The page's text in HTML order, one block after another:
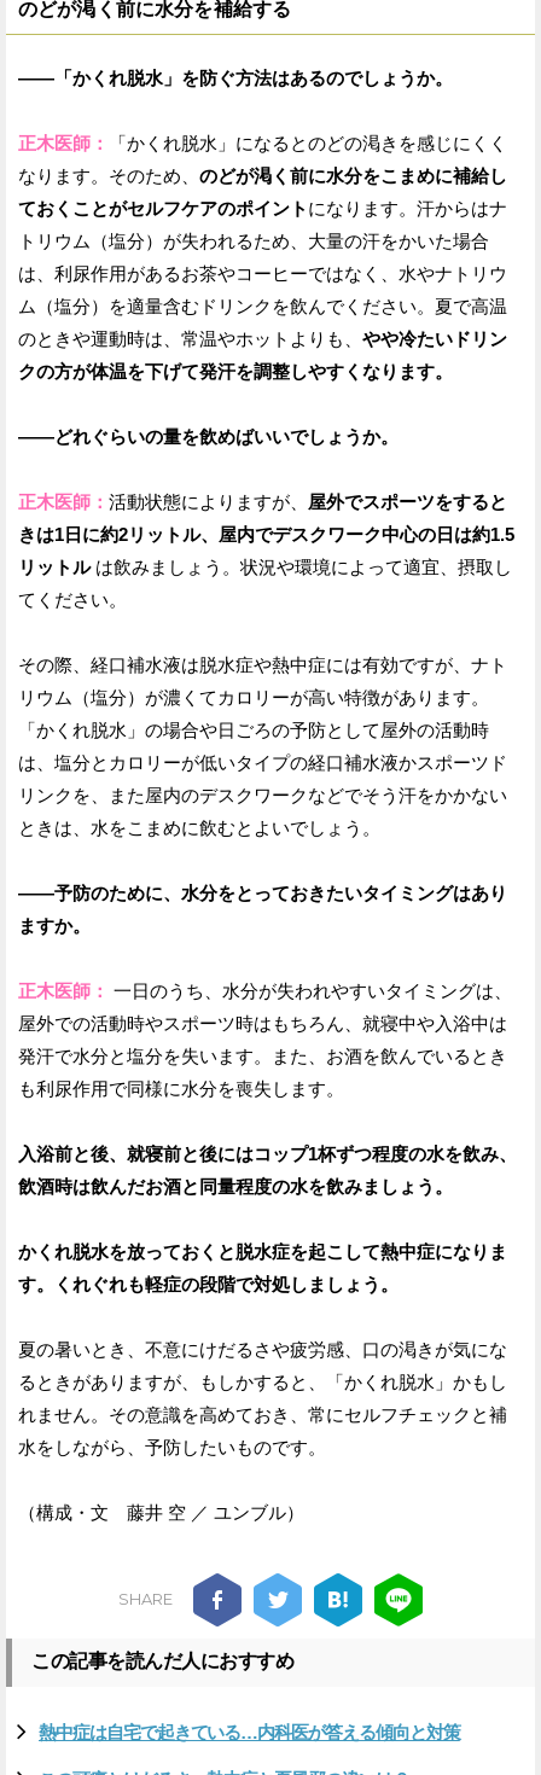
のどが渇く前に水分を補給する
——「かくれ脱水」を防ぐ方法はあるのでしょうか。
正木医師：
「かくれ脱水」になるとのどの渇きを感じにくく
なります。そのため、 のどが渇く前に水分をこまめに補給し
ておくことがセルフケアのポイント になります。汗からはナ
トリウム（塩分）が失われるため、大量の汗をかいた場合
は、利尿作用があるお茶やコーヒーではなく、水やナトリウ
ム（塩分）を適量含むドリンクを飲んでください。夏で高温
のときや運動時は、常温やホットよりも、 やや冷たいドリン
クの方が体温を下げて発汗を調整しやすくなります。
——どれぐらいの量を飲めばいいでしょうか。
正木医師： 活動状態によりますが、 屋外でスポーツをすると
きは1日に約2リットル、屋内でデスクワーク中心の日は約1.5
リットル は飲みましょう。状況や環境によって適宜、摂取し
てください。
その際、経口補水液は脱水症や熱中症には有効ですが、ナト
リウム（塩分）が濃くてカロリーが高い特徴があります。
「かくれ脱水」の場合や日ごろの予防として屋外の活動時
は、塩分とカロリーが低いタイプの経口補水液かスポーツド
リンクを、また屋内のデスクワークなどでそう汗をかかない
ときは、水をこまめに飲むとよいでしょう。
——予防のために、水分をとっておきたいタイミングはあり
ますか。
正木医師： 一日のうち、水分が失われやすいタイミングは、
屋外での活動時やスポーツ時はもちろん、就寝中や入浴中は
発汗で水分と塩分を失います。また、お酒を飲んでいるとき
も利尿作用で同様に水分を喪失します。
入浴前と後、就寝前と後にはコップ1杯ずつ程度の水を飲み、
飲酒時は飲んだお酒と同量程度の水を飲みましょう。
かくれ脱水を放っておくと脱水症を起こして熱中症になりま
す。くれぐれも軽症の段階で対処しましょう。
夏の暑いとき、不意にけだるさや疲労感、口の渇きが気にな
るときがありますが、もしかすると、「かくれ脱水」かもし
れません。その意識を高めておき、常にセルフチェックと補
水をしながら、予防したいものです。
（構成・文 藤井 空 ／ ユンブル）
SHARE
この記事を読んだ人におすすめ
熱中症は自宅で起きている…内科医が答える傾向と対策